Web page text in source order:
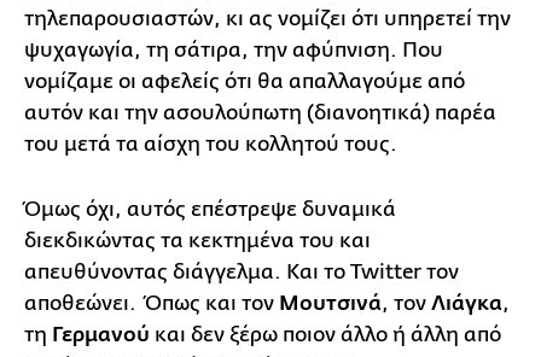
τηλεπαρουσιαστών, κι ας νομίζει ότι υπηρετεί την
ψυχαγωγία, τη σάτιρα, την αφύπνιση. Που
νομίζαμε οι αφελείς ότι θα απαλλαγούμε από
αυτόν και την ασουλούπωτη (διανοητικά) παρέα
του μετά τα αίσχη του κολλητού τους.
Όμως όχι, αυτός επέστρεψε δυναμικά
διεκδικώντας τα κεκτημένα του και
απευθύνοντας διάγγελμα. Και το Twitter τον
αποθεώνει. Όπως και τον Μουτσινά, τον Λιάγκα,
τη Γερμανού και δεν ξέρω ποιον άλλο ή άλλη από